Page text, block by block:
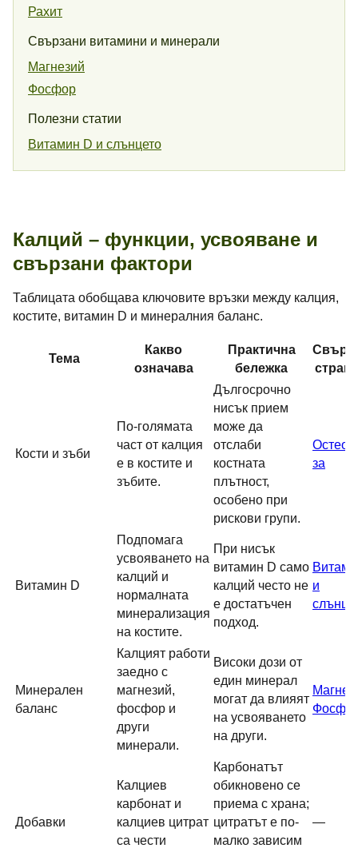
Рахит
Свързани витамини и минерали
Магнезий
Фосфор
Полезни статии
Витамин D и слънцето
Калций – функции, усвояване и
свързани фактори
Таблицата обобщава ключовите връзки между калция,
костите, витамин D и минералния баланс.
Тема
Какво
означава
Практична
бележка
Кости и зъби
По-голямата
част от калция
е в костите и
зъбите.
Дългосрочно
нисък прием
може да
отслаби
костната
плътност,
особено при
рискови групи.
за
Витамин D
Подпомага
усвояването на
калций и
нормалната
минерализация
на костите.
При нисък
витамин D само
калций често не
е достатъчен
подход.
и
Минерален
баланс
Калцият работи
заедно с
магнезий,
фосфор и
други
минерали.
Високи дози от
един минерал
могат да влияят
на усвояването
на други.
Добавки
Калциев
карбонат и
калциев цитрат
са чести
Карбонатът
обикновено се
приема с храна;
цитратът е по-
малко зависим
—